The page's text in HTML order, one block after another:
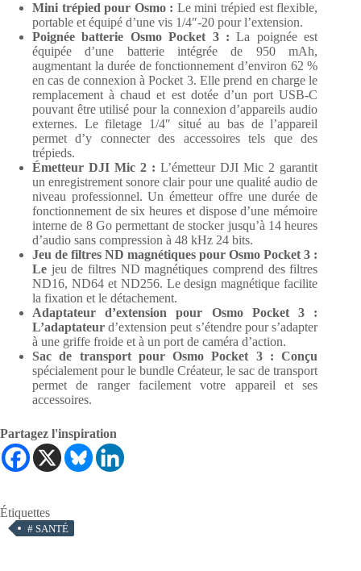
Mini trépied pour Osmo : Le mini trépied est flexible,
portable et équipé d’une vis 1/4″-20 pour l’extension.
Poignée batterie Osmo Pocket 3 : La poignée est
équipée d’une batterie intégrée de 950 mAh,
augmentant la durée de fonctionnement d’environ 62 %
en cas de connexion à Pocket 3. Elle prend en charge le
remplacement à chaud et est dotée d’un port USB-C
pouvant être utilisé pour la connexion d’appareils audio
externes. Le filetage 1/4″ situé au bas de l’appareil
permet d’y connecter des accessoires tels que des
trépieds.
Émetteur DJI Mic 2 :L’émetteur DJI Mic 2 garantit
un enregistrement sonore clair pour une qualité audio de
niveau professionnel. Un émetteur offre une durée de
fonctionnement de six heures et dispose d’une mémoire
interne de 8 Go permettant de stocker jusqu’à 14 heures
d’audio sans compression à 48 kHz 24 bits.
Jeu de filtres ND magnétiques pour Osmo Pocket 3 :
Le jeu de filtres ND magnétiques comprend des filtres
ND16, ND64 et ND256. Le design magnétique facilite
la fixation et le détachement.
Adaptateur d’extension pour Osmo Pocket 3 :
L’adaptateur d’extension peut s’étendre pour s’adapter
à une griffe froide et à un port de caméra d’action.
Sac de transport pour Osmo Pocket 3 : Conçu
spécialement pour le bundle Créateur, le sac de transport
permet de ranger facilement votre appareil et ses
accessoires.
Partagez l'inspiration
Étiquettes
# SANTÉ